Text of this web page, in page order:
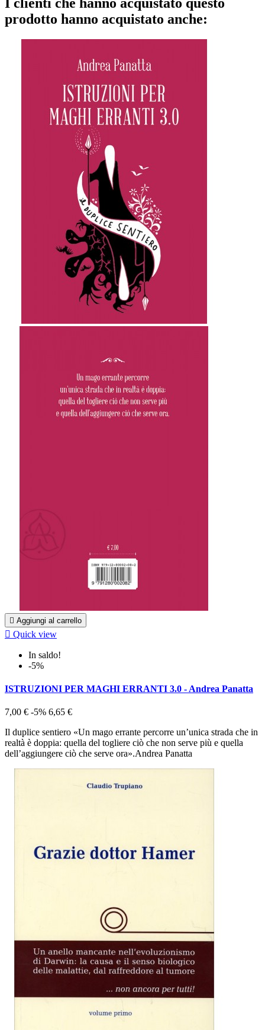
prodotto hanno acquistato anche:
 Aggiungi al carrello
 Quick view
In saldo!
-5%
ISTRUZIONI PER MAGHI ERRANTI 3.0 - Andrea Panatta
7,00 € -5% 6,65 €
Il duplice sentiero «Un mago errante percorre un’unica strada che in
realtà è doppia: quella del togliere ciò che non serve più e quella
dell’aggiungere ciò che serve ora».Andrea Panatta